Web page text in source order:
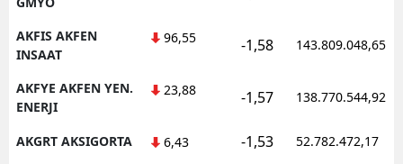
Muş
Nevşehir
AKFIS AKFEN
INSAAT
96,55 -1,58 143.809.048,65
AKFYE AKFEN YEN.
ENERJI
23,88 -1,57 138.770.544,92
AKGRT AKSIGORTA 6,43 -1,53 52.782.472,17